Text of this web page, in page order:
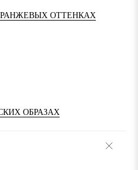
ОТТЕНКАХ
ОБРАЗАХ